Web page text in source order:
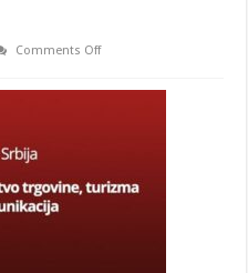
Comments Offon